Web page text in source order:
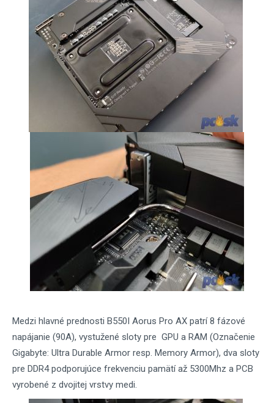
Medzi hlavné prednosti B550I Aorus Pro AX patrí 8 fázové
napájanie (90A), vystužené sloty pre GPU a RAM (Označenie
Gigabyte: Ultra Durable Armor resp. Memory Armor), dva sloty
pre DDR4 podporujúce frekvenciu pamätí až 5300Mhz a PCB
vyrobené z dvojitej vrstvy medi.